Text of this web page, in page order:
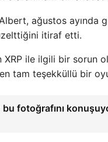
Albert, ağustos
itiraf etti.
XRP ile ilgili bir sorun
tam teşekküllü bir
fotoğrafını